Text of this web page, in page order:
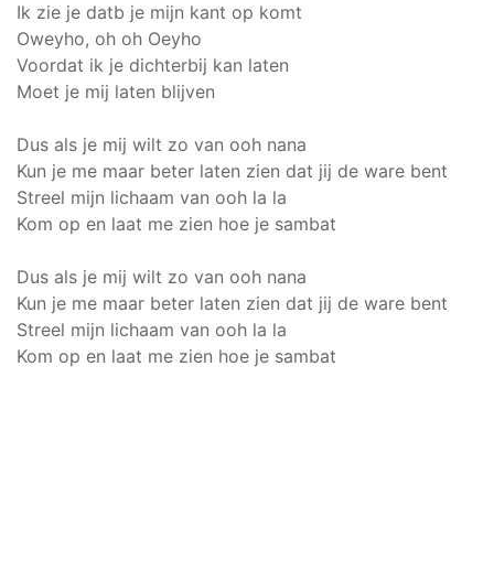
Ik zie je datb je mijn kant op komt
Oweyho, oh oh Oeyho
Voordat ik je dichterbij kan laten
Moet je mij laten blijven
Dus als je mij wilt zo van ooh nana
Kun je me maar beter laten zien dat jij de ware bent
Streel mijn lichaam van ooh la la
Kom op en laat me zien hoe je sambat
Dus als je mij wilt zo van ooh nana
Kun je me maar beter laten zien dat jij de ware bent
Streel mijn lichaam van ooh la la
Kom op en laat me zien hoe je sambat